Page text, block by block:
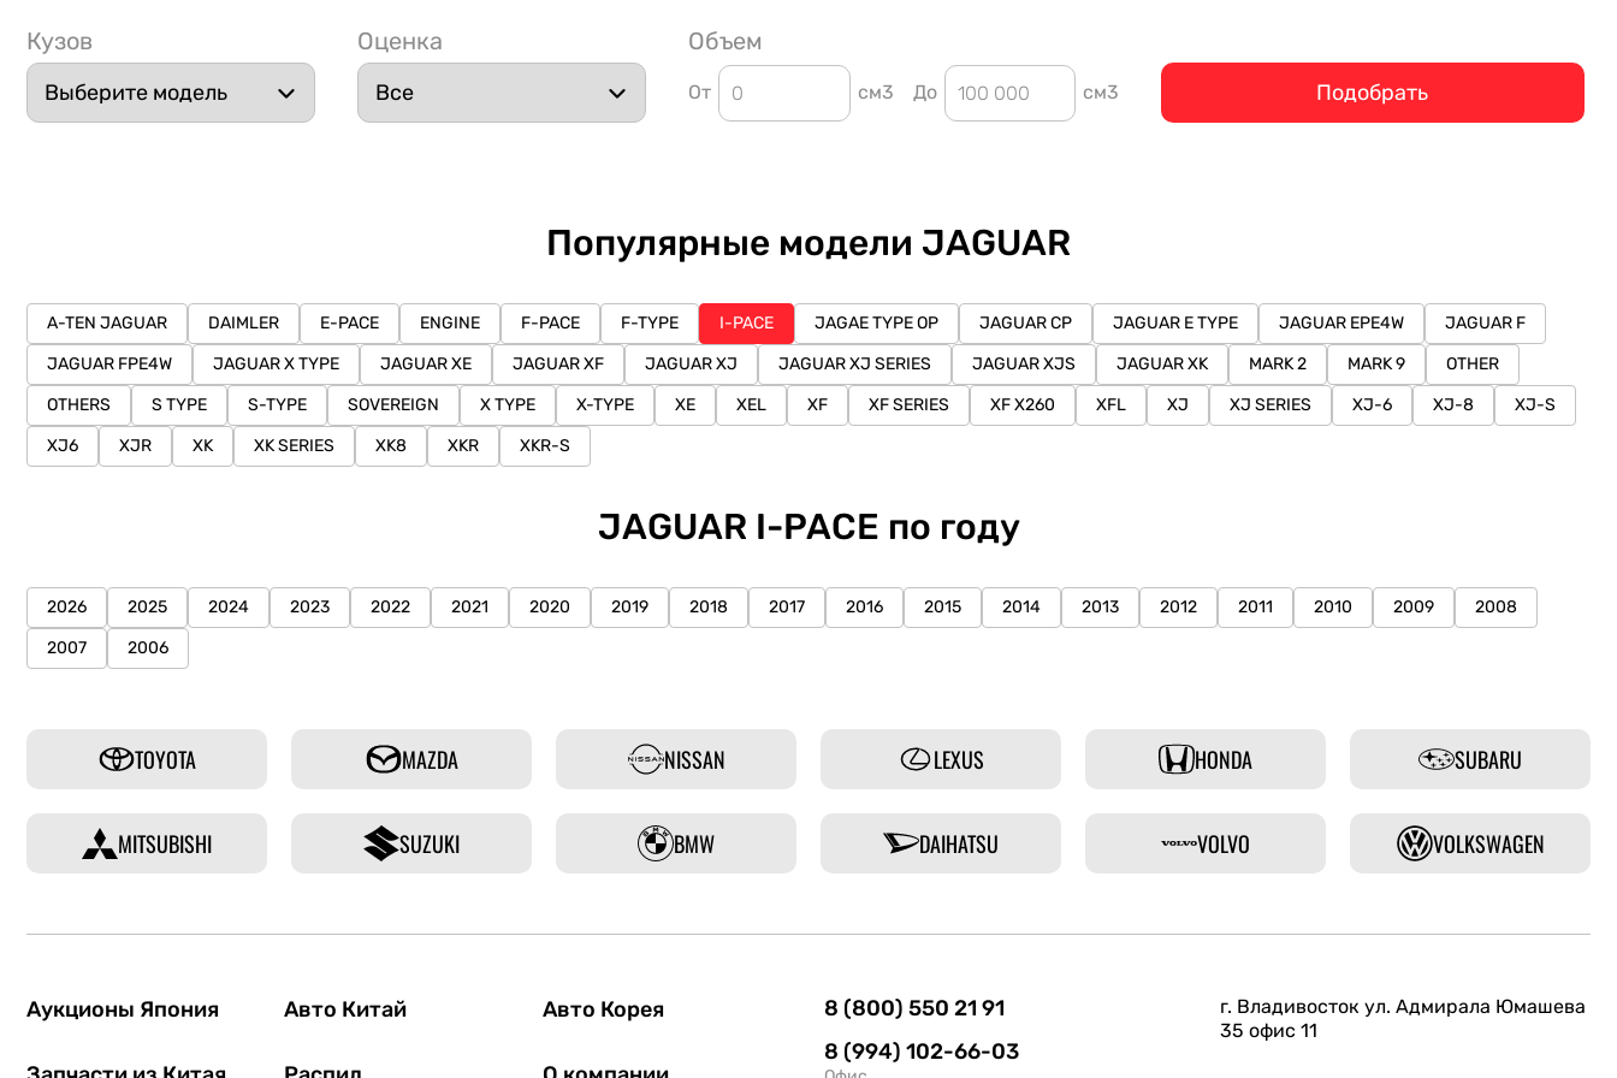
Кузов Оценка Объем
От см3 До см3 Подобрать
Популярные модели JAGUAR
A-TEN JAGUAR DAIMLER E-PACE ENGINE F-PACE F-TYPE I-PACE JAGAE TYPE OP JAGUAR CP JAGUAR E TYPE JAGUAR EPE4W
JAGUAR F
JAGUAR FPE4W
JAGUAR X TYPE JAGUAR XE JAGUAR XF JAGUAR XJ JAGUAR XJ SERIES JAGUAR XJS JAGUAR XK MARK 2 MARK 9
OTHER
OTHERS
S TYPE S-TYPE SOVEREIGN X TYPE X-TYPE XE XEL XF XF SERIES XF X260 XFL XJ XJ SERIES XJ-6 XJ-8
XJ-S
XJ6
XJR XK XK SERIES XK8 XKR XKR-S
JAGUAR I-PACE по году
2026 2025 2024 2023 2022 2021 2020 2019 2018 2017 2016 2015 2014 2013 2012 2011 2010 2009
2008
2007
2006
TOYOTA MAZDA NISSAN LEXUS HONDA SUBARU
MITSUBISHI SUZUKI BMW DAIHATSU VOLVO VOLKSWAGEN
Аукционы Япония Авто Китай Авто Корея
8 (800) 550 21 91
8 (994) 102-66-03
г. Владивосток ул. Адмирала Юмашева
35 офис 11